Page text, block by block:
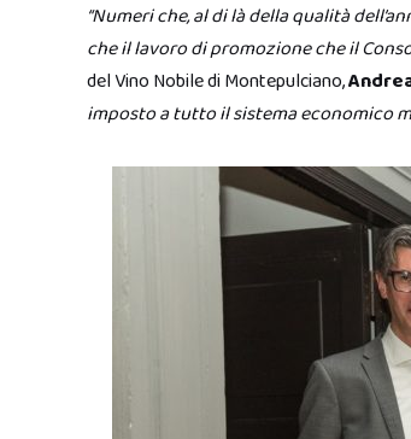
“Numeri che, al di là della qualità
che il lavoro di promozione che il
del Vino Nobile di Montepulciano,
imposto a tutto il sistema economico